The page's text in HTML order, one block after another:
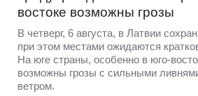
востоке возможны грозы
В четверг, 6 августа, в Латвии
при этом местами ожидаются
На юге страны, особенно в юго-
возможны грозы с сильными
ветром.